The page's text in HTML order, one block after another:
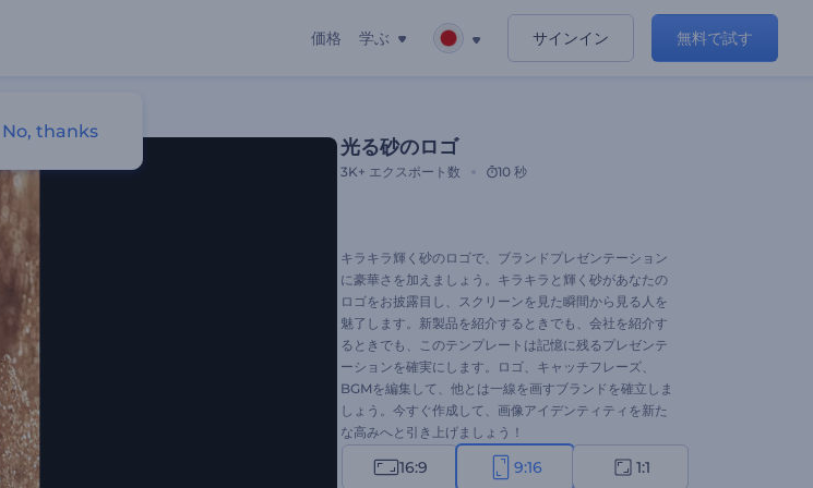
価格 学ぶ サインイン 無料で試す
光る砂のロゴ
3K+ エクスポート数 10 秒
キラキラ輝く砂のロゴで、ブランドプレゼンテーション
に豪華さを加えましょう。キラキラと輝く砂があなたの
ロゴをお披露目し、スクリーンを見た瞬間から見る人を
魅了します。新製品を紹介するときでも、会社を紹介す
るときでも、このテンプレートは記憶に残るプレゼンテ
ーションを確実にします。ロゴ、キャッチフレーズ、
BGMを編集して、他とは一線を画すブランドを確立しま
しょう。今すぐ作成して、画像アイデンティティを新た
な高みへと引き上げましょう！
16:9 9:16 1:1
No, thanks